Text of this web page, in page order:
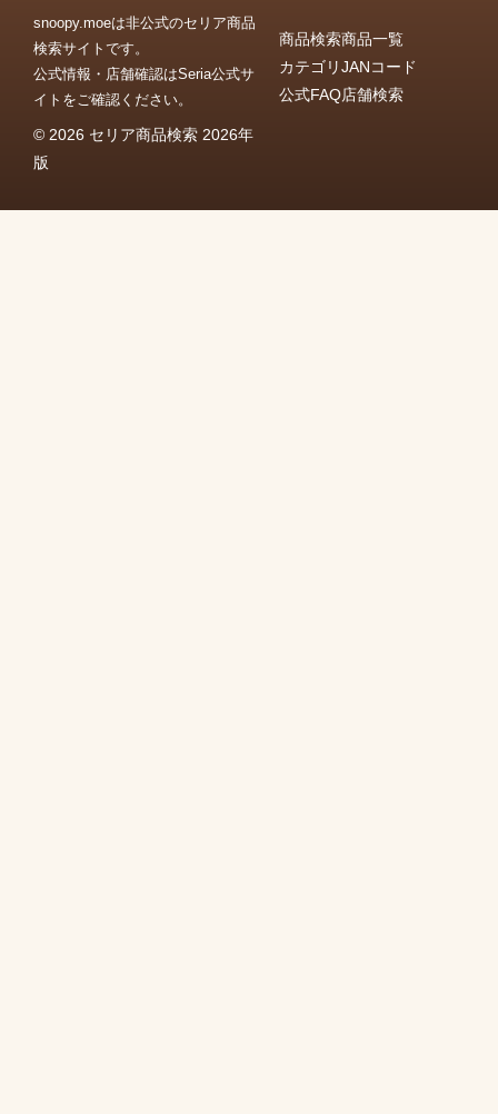
snoopy.moeは非公式のセリア商品
検索サイトです。
公式情報・店舗確認はSeria公式サ
イトをご確認ください。
© 2026 セリア商品検索 2026年
版
商品検索商品一覧
カテゴリJANコード
公式FAQ店舗検索